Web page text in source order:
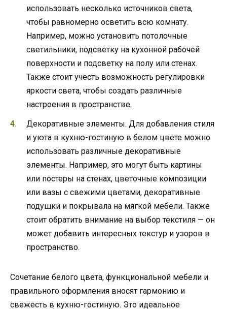
использовать несколько источников света,
чтобы равномерно осветить всю комнату.
Например, можно установить потолочные
светильники, подсветку на кухонной рабочей
поверхности и подсветку на полу или стенах.
Также стоит учесть возможность регулировки
яркости света, чтобы создать различные
настроения в пространстве.
Декоративные элементы. Для добавления стиля
и уюта в кухню-гостиную в белом цвете можно
использовать различные декоративные
элементы. Например, это могут быть картины
или постеры на стенах, цветочные композиции
или вазы с свежими цветами, декоративные
подушки и покрывала на мягкой мебели. Также
стоит обратить внимание на выбор текстиля — он
может добавить интересных текстур и узоров в
пространство.
Сочетание белого цвета, функциональной мебели и
правильного оформления вносят гармонию и
свежесть в кухню-гостиную. Это идеальное